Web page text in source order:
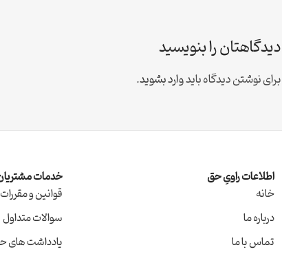
دیدگاهتان را بنویسید
برای نوشتن دیدگاه بایدوارد بشوید.
اطلاعات راویِ حق
خانه
درباره ما
تماس با ما
خدمات
قوانین و مقررات
سوالات متداول
یادداشت های